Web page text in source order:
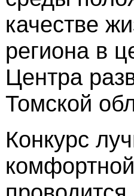
качестве
региона в
Центра
Томской
Конкурс